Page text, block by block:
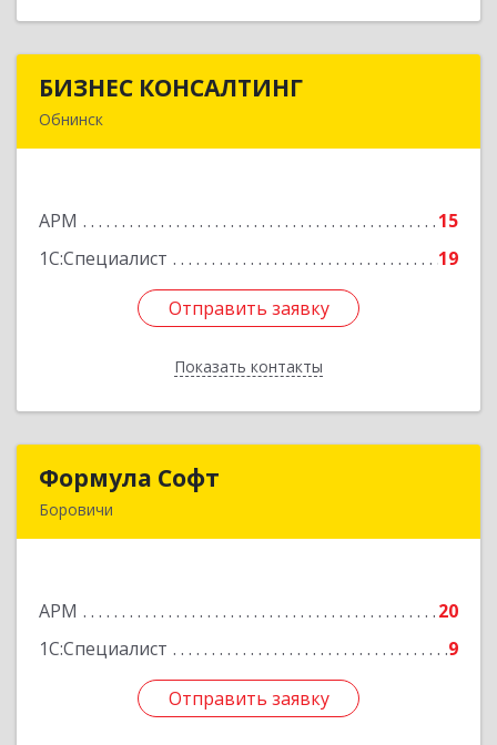
БИЗНЕС КОНСАЛТИНГ
Обнинск
АРМ
15
1С:Специалист
19
Отправить заявку
Показать контакты
БИЗНЕС КОНСАЛТИНГ
Подробнее
Отправить заявку
Назад
Формула Софт
Боровичи
АРМ
20
1С:Специалист
9
Отправить заявку
Подробнее
Отправить заявку